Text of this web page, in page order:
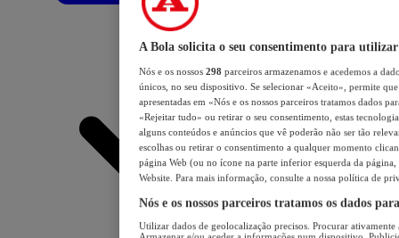
A Bola solicita o seu consentimento para utilizar
Nós e os nossos 298 parceiros armazenamos e acedemos a
únicos, no seu dispositivo. Se selecionar «Aceito», permite
apresentadas em «Nós e os nossos parceiros tratamos dados
«Rejeitar tudo» ou retirar o seu consentimento, estas
alguns conteúdos e anúncios que vê poderão não ser tão
escolhas ou retirar o consentimento a qualquer momento
página Web (ou no ícone na parte inferior esquerda da página,
Website. Para mais informação, consulte a nossa política de
Nós e os nossos parceiros tratamos os dados
Utilizar dados de geolocalização precisos. Procurar